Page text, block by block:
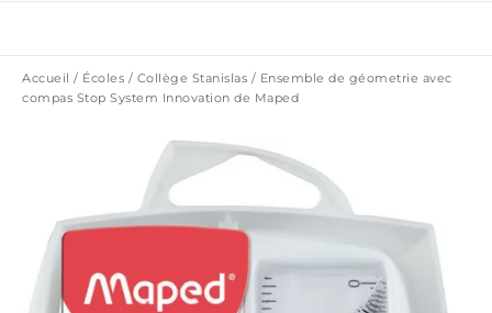
Accueil / Écoles / Collège Stanislas / Ensemble de géometrie avec
compas Stop System Innovation de Maped